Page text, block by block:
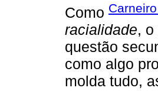
Como
racialidade,
questão
como algo
molda tudo,